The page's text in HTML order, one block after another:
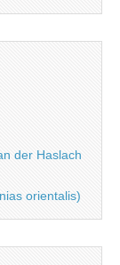
der Haslach
orientalis)